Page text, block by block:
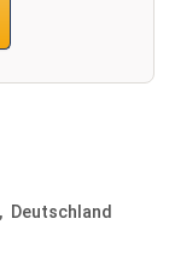
Deutschland